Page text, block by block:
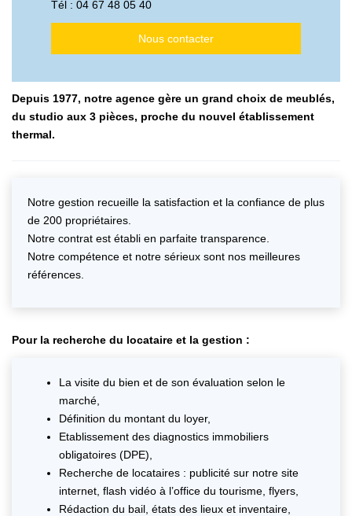
Tél : 04 67 48 05 40
Nous contacter
Depuis 1977, notre agence gère un grand choix de meublés,
du studio aux 3 pièces, proche du nouvel établissement
thermal.
Notre gestion recueille la satisfaction et la confiance de plus
de 200 propriétaires.
Notre contrat est établi en parfaite transparence.
Notre compétence et notre sérieux sont nos meilleures
références.
Pour la recherche du locataire et la gestion :
La visite du bien et de son évaluation selon le
marché,
Définition du montant du loyer,
Etablissement des diagnostics immobiliers
obligatoires (DPE),
Recherche de locataires : publicité sur notre site
internet, flash vidéo à l’office du tourisme, flyers,
Rédaction du bail, états des lieux et inventaire,